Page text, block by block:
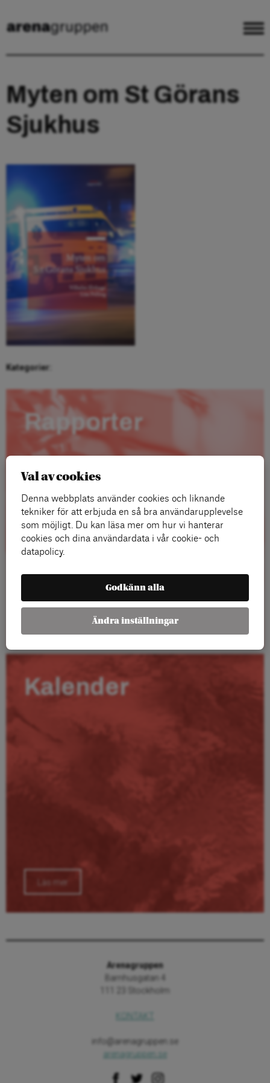
Myten om St Görans
Sjukhus
Kategorier:
Rapporter
Kalender
Läs mer
Arenagruppen
Barnhusgatan 4
111 23 Stockholm
info@arenagruppen.se
arenagruppen.se
Val av cookies
Denna webbplats använder cookies och liknande
tekniker för att erbjuda en så bra användarupplevelse
som möjligt. Du kan läsa mer om hur vi hanterar
cookies och dina användardata i vår cookie- och
datapolicy.
Godkänn alla
Ändra inställningar